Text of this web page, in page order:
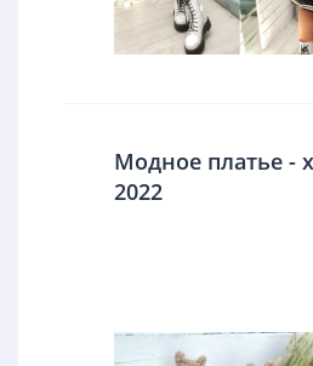
Модное платье -
2022